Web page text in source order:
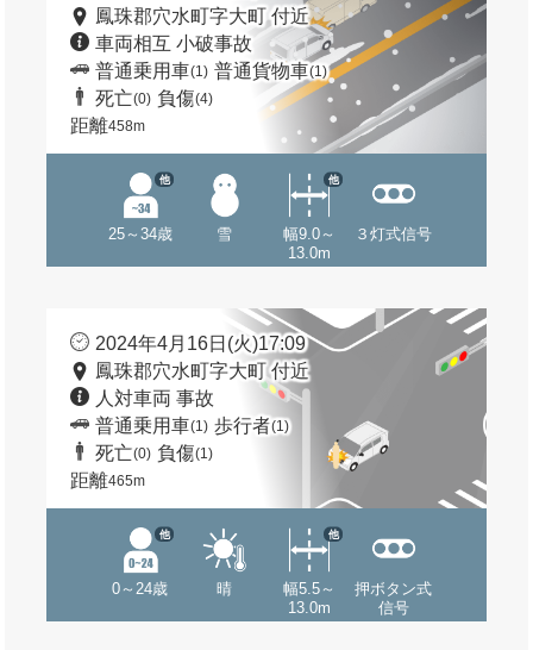
鳳珠郡穴水町字大町 付近
車両相互 小破事故
普通乗用車(1) 普通貨物車(1)
死亡(0) 負傷(4)
距離458m
25～34歳
他
雪
幅9.0～
13.0m
他
３灯式信号
2024年4月16日(火)17:09
鳳珠郡穴水町字大町 付近
人対車両 事故
普通乗用車(1) 歩行者(1)
死亡(0) 負傷(1)
距離465m
0～24歳
他
晴
幅5.5～
13.0m
他
押ボタン式
信号